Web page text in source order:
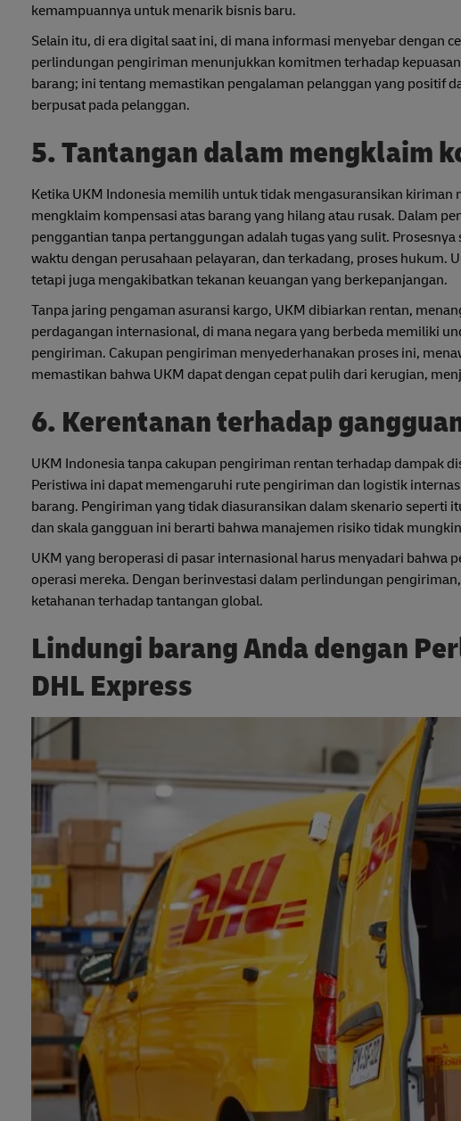
kemampuannya untuk menarik bisnis baru.
Selain itu, di era digital saat ini, di mana informasi menyebar dengan
perlindungan pengiriman menunjukkan komitmen terhadap
barang; ini tentang memastikan pengalaman pelanggan yang positif
berpusat pada pelanggan.
5. Tantangan dalam mengklaim
Ketika UKM Indonesia memilih untuk tidak mengasuransikan
mengklaim kompensasi atas barang yang hilang atau rusak. Dalam
penggantian tanpa pertanggungan adalah tugas yang sulit.
waktu dengan perusahaan pelayaran, dan terkadang, proses hukum.
tetapi juga mengakibatkan tekanan keuangan yang berkepanjangan.
Tanpa jaring pengaman asuransi kargo, UKM dibiarkan rentan,
perdagangan internasional, di mana negara yang berbeda memiliki
pengiriman. Cakupan pengiriman menyederhanakan proses ini,
memastikan bahwa UKM dapat dengan cepat pulih dari kerugian,
6. Kerentanan terhadap
UKM Indonesia tanpa cakupan pengiriman rentan terhadap dampak
Peristiwa ini dapat memengaruhi rute pengiriman dan logistik
barang. Pengiriman yang tidak diasuransikan dalam skenario seperti
dan skala gangguan ini berarti bahwa manajemen risiko tidak
UKM yang beroperasi di pasar internasional harus menyadari bahwa
operasi mereka. Dengan berinvestasi dalam perlindungan
ketahanan terhadap tantangan global.
Lindungi barang Anda dengan
DHL Express